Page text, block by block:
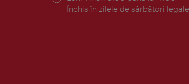
Închis în zilele de sărbători legale